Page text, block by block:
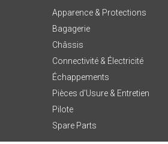
Apparence & Protections
Bagagerie
Châssis
Connectivité & Électricité
Échappements
Pièces d'Usure & Entretien
Pilote
Spare Parts